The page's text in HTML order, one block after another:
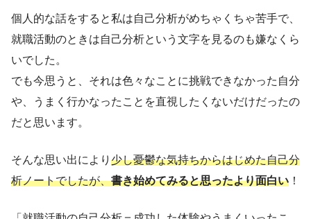
個人的な話をすると私は自己分析がめちゃくちゃ苦手で、
就職活動のときは自己分析という文字を見るのも嫌なくら
いでした。
でも今思うと、それは色々なことに挑戦できなかった自分
や、うまく行かなったことを直視したくないだけだったの
だと思います。
そんな思い出により 少し憂鬱な気持ちからはじめた自己分
析ノートでしたが、書き始めてみると思ったより面白い ！